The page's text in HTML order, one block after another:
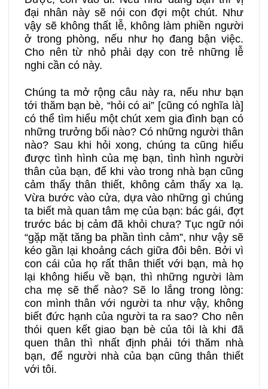
đại nhân này sẽ nói con đợi một chút. Như
vậy sẽ không thất lễ, không làm phiền người
ở trong phòng, nếu như họ đang bận việc.
Cho nên từ nhỏ phải dạy con trẻ những lễ
nghi cần có này.
Chúng ta mở rộng câu này ra, nếu như bạn
tới thăm bạn bè, “hỏi có ai” [cũng có nghĩa là]
có thể tìm hiểu một chút xem gia đình bạn có
những trưởng bối nào? Có những người thân
nào? Sau khi hỏi xong, chúng ta cũng hiểu
được tình hình của mẹ bạn, tình hình người
thân của bạn, để khi vào trong nhà bạn cũng
cảm thấy thân thiết, không cảm thấy xa lạ.
Vừa bước vào cửa, dựa vào những gì chúng
ta biết mà quan tâm mẹ của bạn: bác gái, đợt
trước bác bị cảm đã khỏi chưa? Tục ngữ nói
“gặp mặt tăng ba phần tình cảm”, như vậy sẽ
kéo gần lại khoảng cách giữa đôi bên. Bởi vì
con cái của họ rất thân thiết với bạn, mà họ
lại không hiểu về bạn, thì những người làm
cha mẹ sẽ thế nào? Sẽ lo lắng trong lòng:
con mình thân với người ta như vậy, không
biết đức hạnh của người ta ra sao? Cho nên
thói quen kết giao bạn bè của tôi là khi đã
quen thân thì nhất định phải tới thăm nhà
bạn, để người nhà của bạn cũng thân thiết
với tôi.